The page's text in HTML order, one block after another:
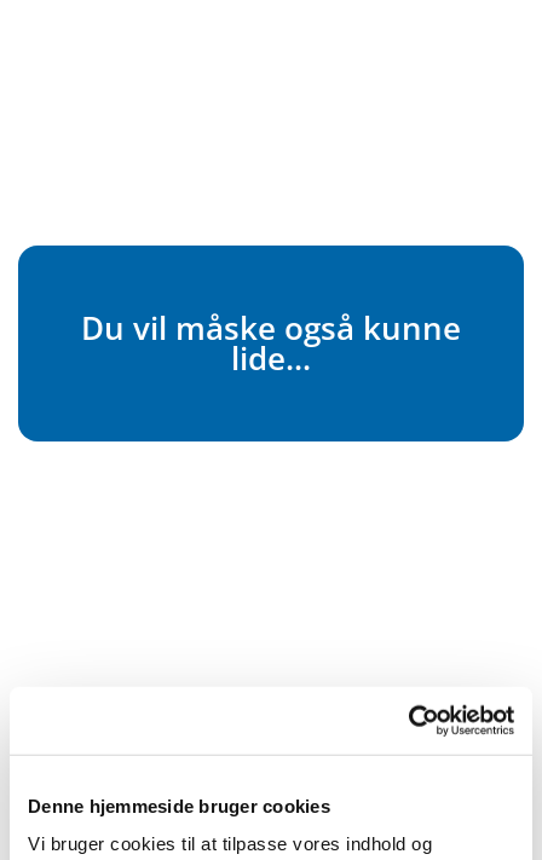
Denne hjemmeside bruger cookies
Vi bruger cookies til at tilpasse vores indhold og
Du vil måske også kunne
lide...